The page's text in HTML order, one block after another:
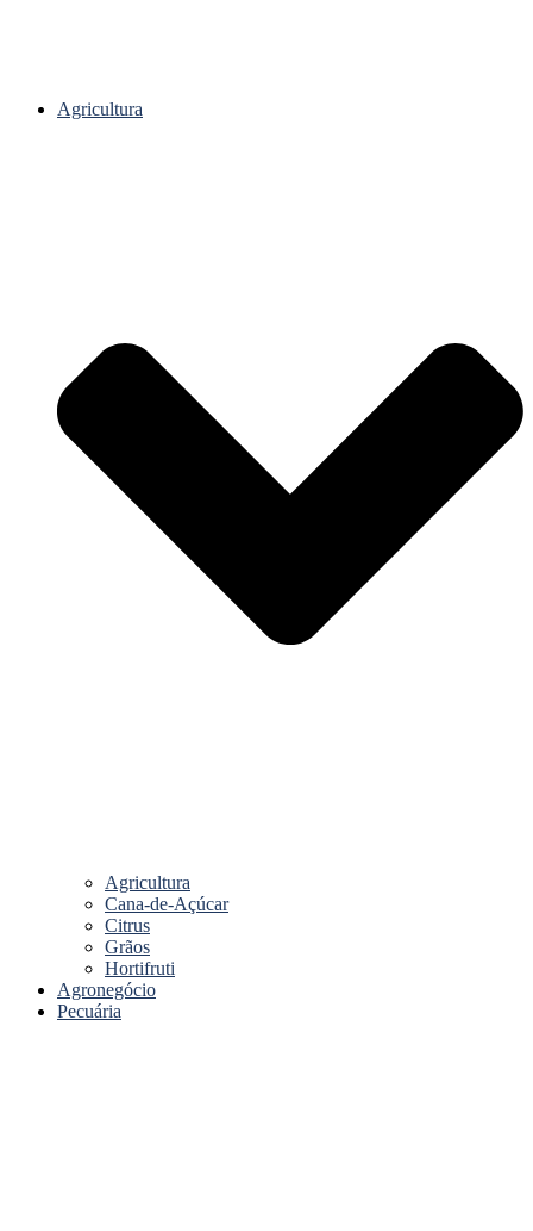
Agricultura
Agricultura
Cana-de-Açúcar
Citrus
Grãos
Hortifruti
Agronegócio
Pecuária